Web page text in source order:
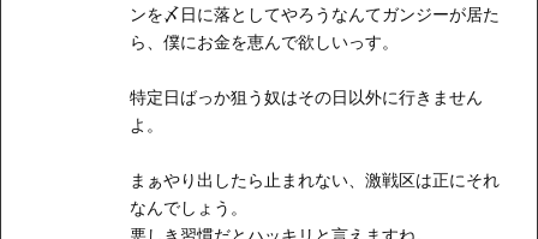
ンを〆日に落としてやろうなんてガンジーが居た
ら、僕にお金を恵んで欲しいっす。
特定日ばっか狙う奴はその日以外に行きません
よ。
まぁやり出したら止まれない、激戦区は正にそれ
なんでしょう。